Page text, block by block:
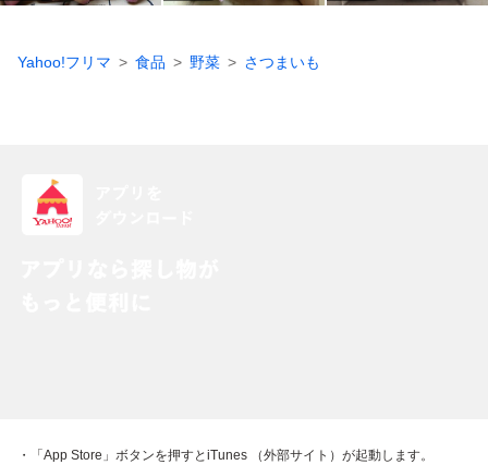
Yahoo!フリマ 食品 野菜 さつまいも
・「App Store」ボタンを押すとiTunes （外部サイト）が起動します。